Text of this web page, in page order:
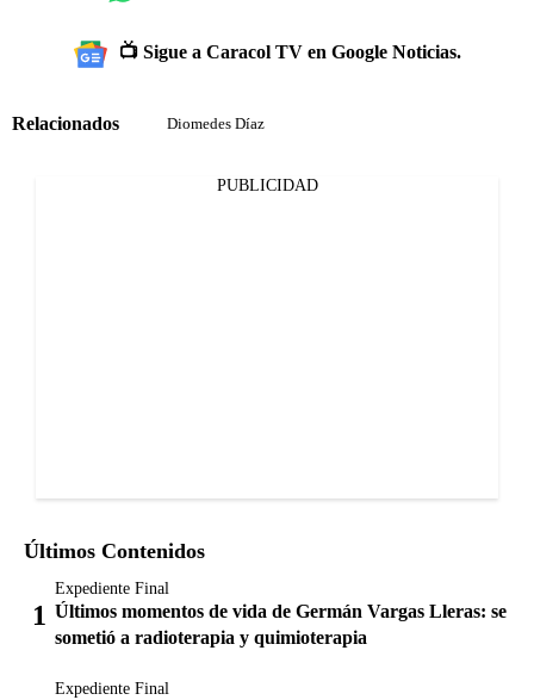
📺 Sigue a Caracol TV en Google Noticias.
Relacionados Diomedes Díaz
PUBLICIDAD
Últimos Contenidos
Expediente Final
Últimos momentos de vida de Germán Vargas Lleras: se
sometió a radioterapia y quimioterapia
Expediente Final